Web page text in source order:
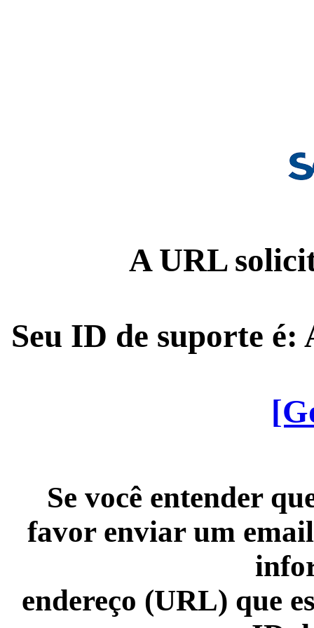
A URL
Seu ID de suporte é:
Se você entender
favor enviar um
endereço (URL) que